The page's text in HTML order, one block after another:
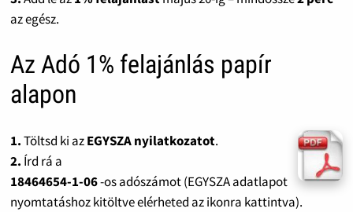
az egész.
Az Adó 1% felajánlás papír
alapon
1.Töltsd ki azEGYSZA nyilatkozatot.
2. Írd rá a
18464654-1-06-os adószámot (EGYSZA adatlapot
nyomtatáshoz kitöltve elérheted az ikonra kattintva).